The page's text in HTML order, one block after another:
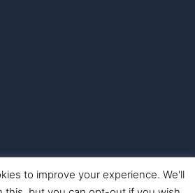
to improve your experience. We'll